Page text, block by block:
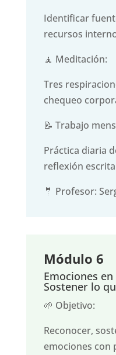
Identificar
recursos
🧘 Meditación:
Tres
chequeo
📝 Trabajo
Práctica diaria
reflexión
🤵 Profesor:
Módulo 6
Emociones
Sostener lo
🌱 Objetivo:
Reconocer,
emociones con